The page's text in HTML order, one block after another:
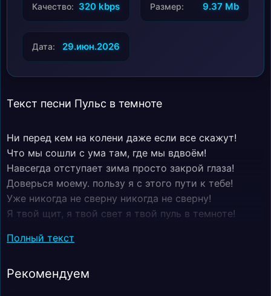
Качество: 320 kbps Размер: 9.37 Mb
Дата: 29.июн.2026
Текст песни Пульс в темноте
Ни перед кем на колени даже если все скажут!
Что мы сошли с ума там, где мы вдвоём!
Навсегда отступает зима просто закрой глаза!
Доверься моему. пользу я с этого пути к тебе!
Уже никогда не сверну никогда не сверну!
Я твой щит, я твой свет я твой пуль в темноте!
Если мир против нас !
Полный текст
Рекомендуем